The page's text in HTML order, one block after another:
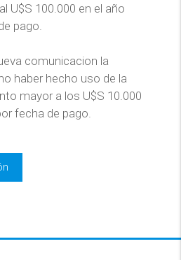
U$S 100.000 en el año
pago.
comunicacion la
haber hecho uso de la
mayor a los U$S 10.000
fecha de pago.